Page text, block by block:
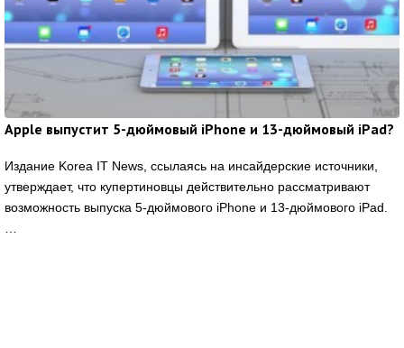
Apple выпустит 5-дюймовый iPhone и 13-дюймовый iPad?
Издание Korea IT News, ссылаясь на инсайдерские источники,
утверждает, что купертиновцы действительно рассматривают
возможность выпуска 5-дюймового iPhone и 13-дюймового iPad.
…